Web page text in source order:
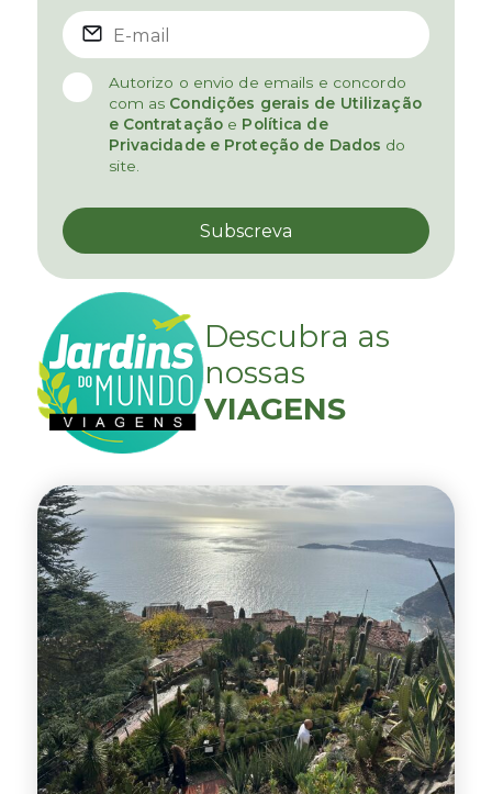
Autorizo o envio de emails e concordo
com as Condições gerais de Utilização
e Contratação e Política de
Privacidade e Proteção de Dados do
site.
Descubra as
nossas
VIAGENS